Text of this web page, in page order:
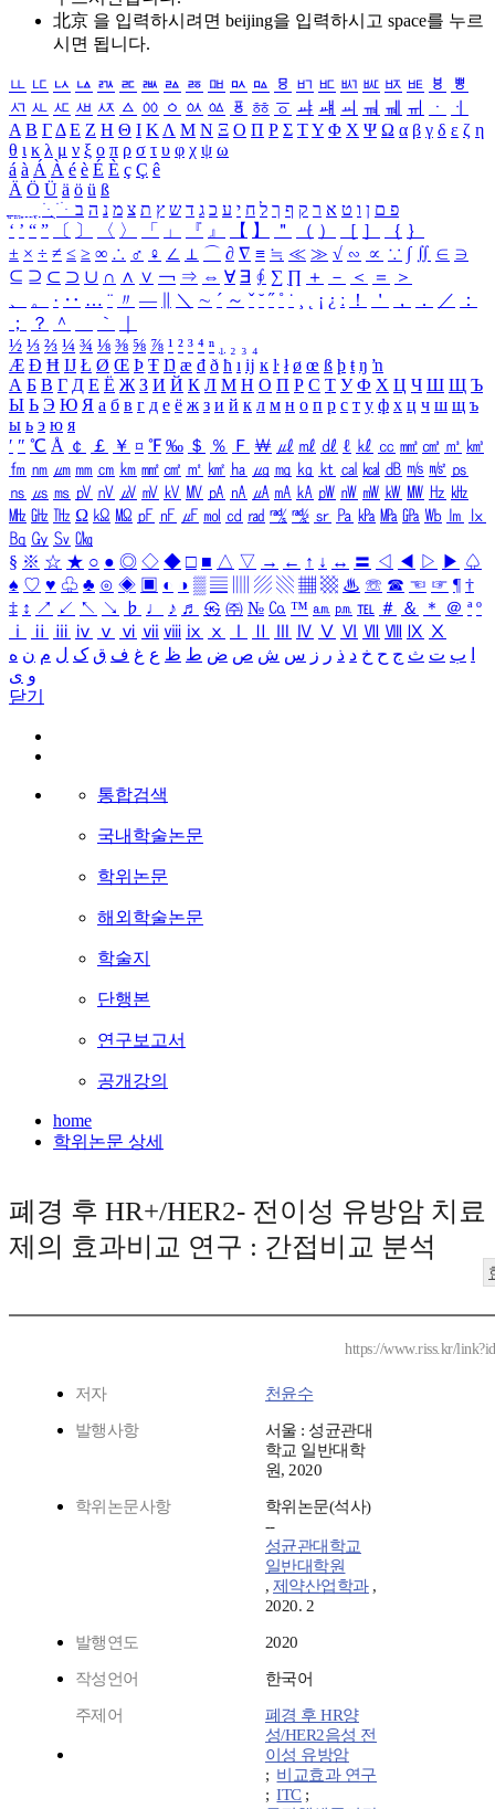
北京 을 입력하시려면 beijing을 입력하시고 space를 누르
시면 됩니다.
ㅥ ㅦ ㅧ ㅨ ㅩ ㅪ ㅫ ㅬ ㅭ ㅮ ㅯ ㅰ ㅱ ㅲ ㅳ ㅴ ㅵ ㅶ ㅷ ㅸ
ㅹ
ㅺ ㅻ ㅼ ㅽ ㅾ ㅿ ㆀ ㆁ ㆂ ㆃ ㆄ ㆅ ㆆ ㆇ ㆈ ㆉ ㆊ ㆋ ㆌ ㆍ
ㆎ
Α Β ΓΔ Ε Ζ Η Θ Ι ΚΛ Μ Ν Ξ Ο Π Ρ Σ ΤΥ Φ Χ Ψ Ω α β γ δ ε ζ η
θ ι κ λ μ ν ξ ο π ρ σ τ υ φ χ ψ ω
á à Á À é è É È ç Ç ê
Ä Ö Ü ä ö ü ß
ִֶֹ ֻּ ׁׂ פ ם ן ו ט א ר ק ף ך ל ח י ע כ ג ד ש ץ ת צ מ נ ה ב
‘ ’ “ ” 〔 〕 〈 〉 「 」 『 』 【 】 ＂ （ ） ［ ］ ｛ ｝
± × ÷ ≠ ≤ ≥ ∞ ∴ ♂ ♀ ∠ ⊥ ⌒ ∂ ∇ ≡ ≒ ≪ ≫ √ ∽ ∝ ∵ ∫ ∬ ∈ ∋
⊆ ⊇ ⊂ ⊃ ∪ ∩ ∧ ∨ ￢ ⇒ ⇔ ∀ ∃ ∮ ∑ ∏ ＋ － ＜ ＝
＞
、
。 · ‥ … ¨ 〃 ― ＼ ∼ ´ ～ ˇ ˘ ˝ ˚ ˙ ¸ ¡ ¿ ː ！ ＇ ， ． ／
：
；
？ ＾ ｀
½ ⅓ ⅔ ¼ ¾ ⅛ ⅜ ⅝ ⅞ ¹ ² ³ ⁴ ⁿ ₁ ₂ ₃ ₄
Æ Ð Ħ Ĳ Ł Ø Œ Þ Ŧ Ŋ æ đ ð ħ ı ĳ ĸ ŀ ł ø œ ß þ ŧ ŋ ŉ
А Б В Г Д Е Ё Ж З И Й К Л М Н О П Р С Т У Ф Х Ц Ч Ш Щ Ъ
Ы Ь Э Ю Я а б в г д е ё ж з и й к л м н о п р с т у ф х ц ч ш щ ъ
ы ь э ю я
′ ″ ℃ Å ￠ ￡ ￥ ¤ ℉ ‰ ＄ ％ Ｆ ￦ ㎕ ㎖ ㎗ ℓ ㎘ ㏄ ㎣ ㎤ ㎥ ㎦
㎙ ㎚ ㎛ ㎜ ㎝ ㎞ ㎟ ㎠ ㎡ ㎢ ㏊ ㎍ ㎎ ㎏ ㏏ ㎈ ㎉ ㏈ ㎧ ㎨ ㎰
㎱ ㎲ ㎳ ㎴ ㎵ ㎶ ㎷ ㎸ ㎹ ㎀ ㎁ ㎂ ㎃ ㎄ ㎺ ㎻ ㎽ ㎾ ㎿ ㎐ ㎑
㎒ ㎓ ㎔ Ω ㏀ ㏁ ㎊ ㎋ ㎌ ㏖ ㏅ ㎭ ㎮ ㎯ ㏛ ㎩ ㎪ ㎫ ㎬ ㏝ ㏐
㏓
㏃ ㏉ ㏜ ㏆
§ ※ ☆ ★ ○ ● ◎ ◇ ◆ □ ■ △ ▽ → ← ↑ ↓ ↔ 〓 ◁ ◀ ▷ ▶ ♤
♠ ♡ ♥ ♧ ♣ ⊙ ◈ ▣ ◐ ◑ ▒ ▤ ▨ ▧ ▦ ▩ ♨ ☏ ☎ ☜ ☞ ¶ †
‡ ↕ ↗ ↙ ↖ ↘ ♭ ♩ ♪ ♬ ㉿ ㈜ № ㏇ ™ ㏂ ㏘ ℡ ＃ ＆ ＊ ＠ ª º
ⅰ
ⅱ ⅲ ⅳ ⅴ ⅵ ⅶ ⅷ ⅸ ⅹ Ⅳ Ⅴ Ⅵ Ⅶ Ⅷ Ⅸ Ⅹ
ب ت ث ج ح خ د ذ ر ز س ش ص ض ط ظ ع غ ف ق ک ل م ن ه
و ی
닫기
통합검색
국내학술논문
학위논문
해외학술논문
학술지
단행본
연구보고서
공개강의
home
학위논문 상세
폐경 후 HR+/HER2- 전이성 유방암 치료
제의 효과비교 연구 : 간접비교 분석
https://www.riss.kr/
저자 천윤수
발행사항
서울 : 성균관대
학교 일반대학
원, 2020
학위논문사항
학위논문(석사)
--
성균관대학교
일반대학원
, 제약산업학과 ,
2020. 2
발행연도 2020
작성언어 한국어
주제어
폐경 후 HR양
성/HER2음성 전
이성 유방암
; 비교효과 연구
;ITC ;